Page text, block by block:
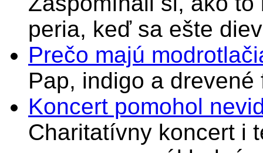
peria, keď sa ešte
Prečo majú
Pap, indigo a drevené
Koncert pomohol
Charitatívny koncert i